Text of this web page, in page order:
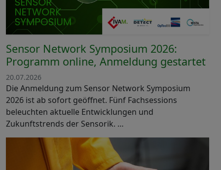
Sensor Network Symposium 2026:
Programm online, Anmeldung gestartet
20.07.2026
Die Anmeldung zum Sensor Network Symposium
2026 ist ab sofort geöffnet. Fünf Fachsessions
beleuchten aktuelle Entwicklungen und
Zukunftstrends der Sensorik. …